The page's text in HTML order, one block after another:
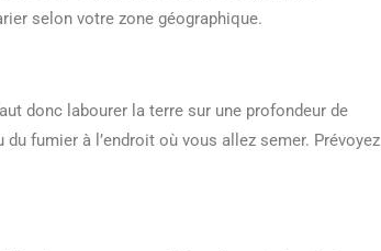
selon votre zone géographique.
donc labourer la terre sur une profondeur de
fumier à l’endroit où vous allez semer. Prévoyez